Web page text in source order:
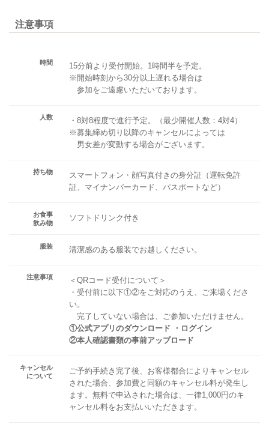
注意事項
時間
15分前より受付開始。1時間半を予定。
※開始時刻から30分以上遅れる場合は
参加をご遠慮いただいております。
人数
・8対8程度で進行予定。（最少開催人数：4対4）
※募集締め切り以降のキャンセルによっては
男女差が変動する場合がございます。
持ち物
スマートフォン・顔写真付きの身分証（運転免許
証、マイナンバーカード、パスポートなど）
お食事
飲み物
ソフトドリンク付き
服装 清潔感のある服装でお越しください。
注意事項
＜QRコード受付について＞
・受付前に以下①②をご対応のうえ、ご来場くださ
い。
完了していない場合は、ご参加いただけません。
①公式アプリのダウンロード ・ログイン
②本人確認書類の事前アップロード
キャンセル
について
ご予約手続き完了後、お客様都合によりキャンセル
された場合、参加費と同額のキャンセル料が発生し
ます。無料で申込された場合は、一律1,000円のキ
ャンセル料をお支払いいただきます。